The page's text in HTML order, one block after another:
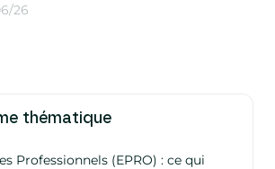
26
thématique
Professionnels (EPRO) : ce qui